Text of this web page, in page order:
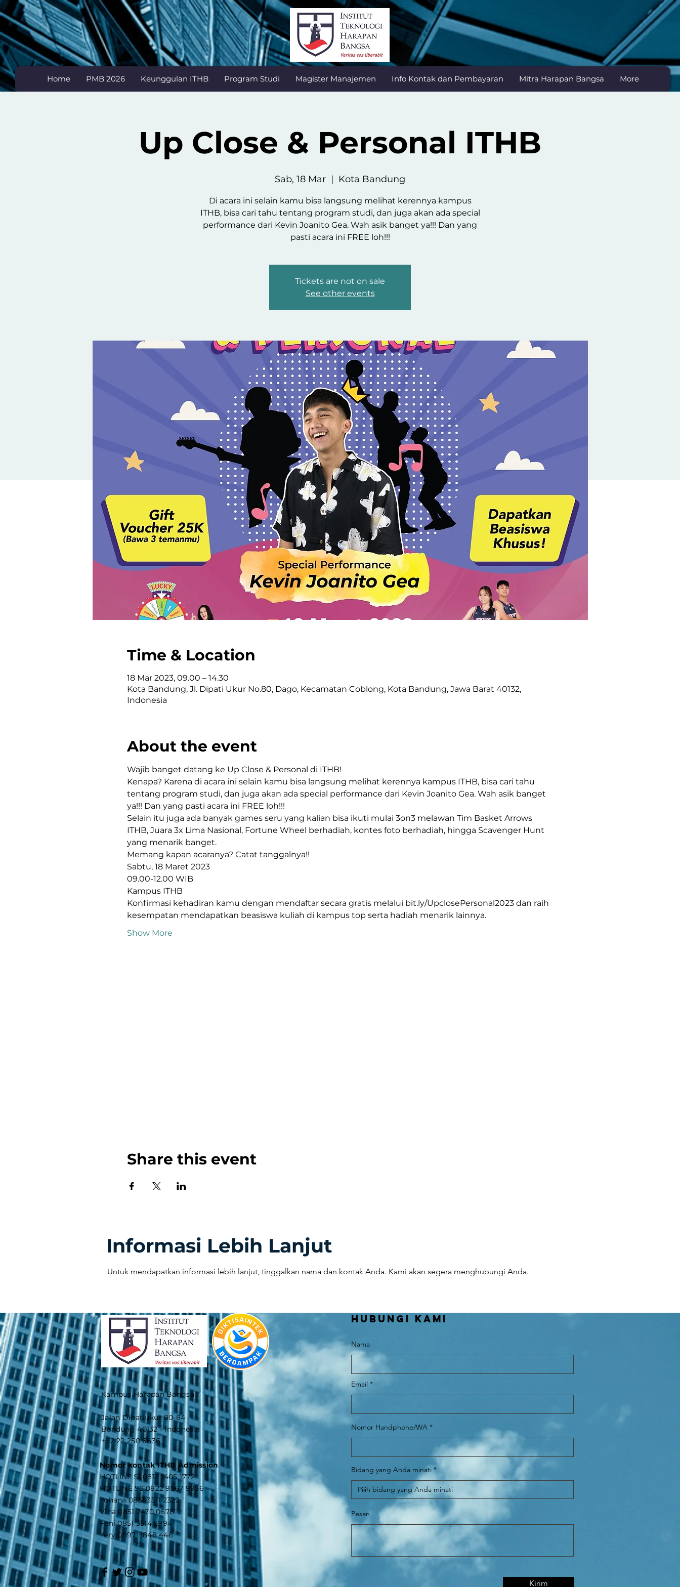
Home PMB 2026 Keunggulan ITHB Program Studi Magister Manajemen Info Kontak dan Pembayaran Mitra Harapan Bangsa More
Up Close & Personal ITHB
Sab, 18 Mar
  |
Kota Bandung
Di acara ini selain kamu bisa langsung melihat kerennya kampus
ITHB, bisa cari tahu tentang program studi, dan juga akan ada special
performance dari Kevin Joanito Gea. Wah asik banget ya!!! Dan yang
pasti acara ini FREE loh!!!
Tickets are not on sale
See other events
Time & Location
18 Mar 2023, 09.00 – 14.30
Kota Bandung, Jl. Dipati Ukur No.80, Dago, Kecamatan Coblong, Kota Bandung, Jawa Barat 40132,
Indonesia
About the event
Wajib banget datang ke Up Close & Personal di ITHB!
Kenapa? Karena di acara ini selain kamu bisa langsung melihat kerennya kampus ITHB, bisa cari tahu
tentang program studi, dan juga akan ada special performance dari Kevin Joanito Gea. Wah asik banget
ya!!! Dan yang pasti acara ini FREE loh!!!
Selain itu juga ada banyak games seru yang kalian bisa ikuti mulai 3on3 melawan Tim Basket Arrows
ITHB, Juara 3x Lima Nasional, Fortune Wheel berhadiah, kontes foto berhadiah, hingga Scavenger Hunt
yang menarik banget.
Memang kapan acaranya? Catat tanggalnya!!
Sabtu, 18 Maret 2023
09.00-12.00 WIB
Kampus ITHB
Konfirmasi kehadiran kamu dengan mendaftar secara gratis melalui bit.ly/UpclosePersonal2023 dan raih
kesempatan mendapatkan beasiswa kuliah di kampus top serta hadiah menarik lainnya.
Show More
Share this event
Informasi Lebih Lanjut
Untuk mendapatkan informasi lebih lanjut, tinggalkan nama dan kontak Anda. Kami akan segera menghubungi Anda.
Kampus Harapan Bangsa
Jalan Dipatiukur 80-84
Bandung 40132 - Indonesia
+62 22 250 6636
Nomor kontak ITHB Admission
​HOTLINE S10812 1405 1772
HOTLINE S2 0822 9567 9956
Yohana 0851 3511 2322
Vina 0851 2470 0678
Feni 0851 3514 5994
Yery 0897 8848 446
Hubungi kami
Nama
Email
Nomor Handphone/WA
Bidang yang Anda minati
Pesan
Kirim